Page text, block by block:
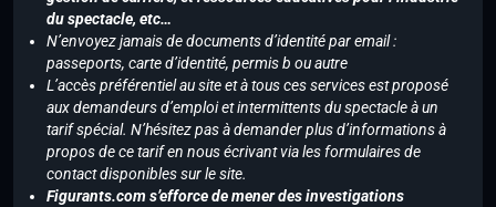
du spectacle, etc…
N’envoyez jamais de documents d’identité par email :
passeports, carte d’identité, permis b ou autre
L’accès préférentiel au site et à tous ces services est proposé
aux demandeurs d’emploi et intermittents du spectacle à un
tarif spécial. N’hésitez pas à demander plus d’informations à
propos de ce tarif en nous écrivant via les formulaires de
contact disponibles sur le site.
Figurants.com s’efforce de mener des investigations